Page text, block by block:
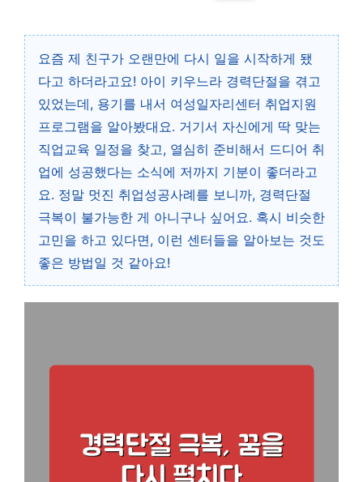
요즘 제 친구가 오랜만에 다시 일을 시작하게 됐
다고 하더라고요! 아이 키우느라 경력단절을 겪고
있었는데, 용기를 내서 여성일자리센터 취업지원
프로그램을 알아봤대요. 거기서 자신에게 딱 맞는
직업교육 일정을 찾고, 열심히 준비해서 드디어 취
업에 성공했다는 소식에 저까지 기분이 좋더라고
요. 정말 멋진 취업성공사례를 보니까, 경력단절
극복이 불가능한 게 아니구나 싶어요. 혹시 비슷한
고민을 하고 있다면, 이런 센터들을 알아보는 것도
좋은 방법일 것 같아요!